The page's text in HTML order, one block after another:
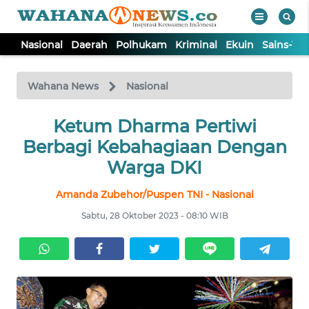
Nasional Daerah Polhukam Kriminal Ekuin Sains-
Wahana News Nasional
Ketum Dharma Pertiwi
Berbagi Kebahagiaan Dengan
Warga DKI
Amanda Zubehor/Puspen TNI - Nasional
Sabtu, 28 Oktober 2023 - 08:10 WIB
TV
Tutup
NASIONAL
POLHUKAM
KRIMINAL
EKUIN